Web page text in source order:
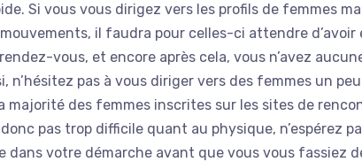
Si vous vous dirigez vers les profils de femmes
il faudra pour celles-ci attendre
vous, et encore après cela, vous n’avez
n’hésitez pas à vous diriger vers des femmes un
majorité des femmes inscrites sur les sites de
pas trop difficile quant au physique, n’espérez
dans votre démarche avant que vous vous fassiez